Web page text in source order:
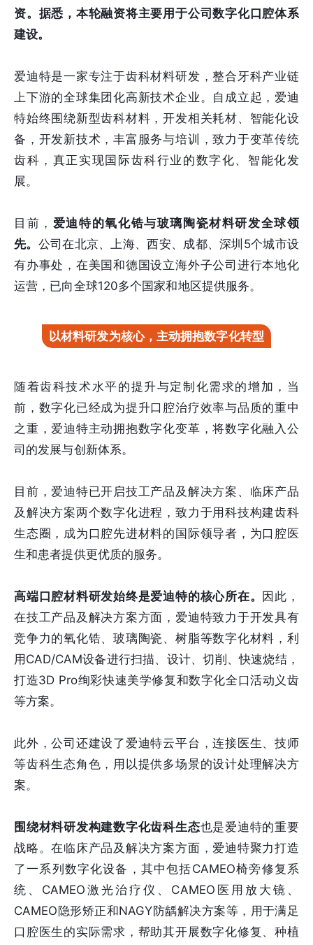
资。据悉，本轮融资将主要用于公司数字化口腔体系
建设。
爱迪特是一家专注于齿科材料研发，整合牙科产业链
上下游的全球集团化高新技术企业。自成立起，爱迪
特始终围绕新型齿科材料，开发相关耗材、智能化设
备，开发新技术，丰富服务与培训，致力于变革传统
齿科，真正实现国际齿科行业的数字化、智能化发
展。
目前， 爱迪特的氧化锆与玻璃陶瓷材料研发全球领
先。 公司在北京、上海、西安、成都、深圳5个城市设
有办事处，在美国和德国设立海外子公司进行本地化
运营，已向全球120多个国家和地区提供服务。
以材料研发为核心，主动拥抱数字化转型
随着齿科技术水平的提升与定制化需求的增加，当
前，数字化已经成为提升口腔治疗效率与品质的重中
之重，爱迪特主动拥抱数字化变革，将数字化融入公
司的发展与创新体系。
目前，爱迪特已开启技工产品及解决方案、临床产品
及解决方案两个数字化进程，致力于用科技构建齿科
生态圈，成为口腔先进材料的国际领导者，为口腔医
生和患者提供更优质的服务。
高端口腔材料研发始终是爱迪特的核心所在。 因此，
在技工产品及解决方案方面，爱迪特致力于开发具有
竞争力的氧化锆、玻璃陶瓷、树脂等数字化材料，利
用CAD/CAM设备进行扫描、设计、切削、快速烧结，
打造3D Pro绚彩快速美学修复和数字化全口活动义齿
等方案。
此外，公司还建设了爱迪特云平台，连接医生、技师
等齿科生态角色，用以提供多场景的设计处理解决方
案。
围绕材料研发构建数字化齿科生态也是爱迪特的重要
战略。在临床产品及解决方案方面，爱迪特聚力打造
了一系列数字化设备，其中包括CAMEO椅旁修复系
统、CAMEO激光治疗仪、CAMEO医用放大镜、
CAMEO隐形矫正和NAGY防龋解决方案等，用于满足
口腔医生的实际需求，帮助其开展数字化修复、种植